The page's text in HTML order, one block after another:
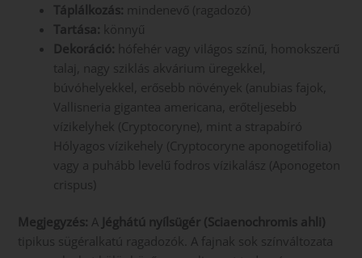
Táplálkozás: mindenevő (ragadozó)
Tartása: könnyű
Dekoráció: hófehér vagy világos színű, homokszerű
talaj, nagy sziklás akvárium üregekkel,
búvóhelyekkel, erősebb növények (anubias fajok,
Vallisneria gigantea americana, erőteljesebb
vízikelyhek (Cryptocoryne), mint a strapabíró
Hólyagos vízikehely (Cryptocoryne aponogetifolia)
vagy a puhább levelű fodros vízikalász (Aponogeton
crispus)
Megjegyzés: A Jéghátú nyílsügér (Sciaenochromis ahli)
tipikus sügéralkatú ragadozók. A fajnak sok színváltozata